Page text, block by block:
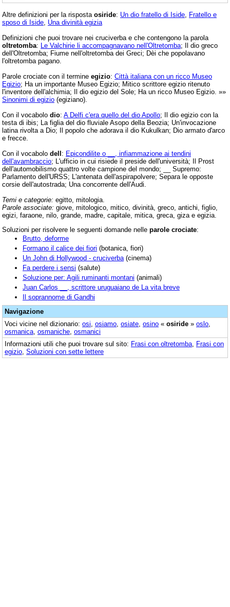
Altre definizioni per la risposta osiride: Un dio fratello di Iside Fratello e
sposo di Iside Una divinità egizia
Definizioni che puoi trovare nei cruciverba e che contengono la parola
oltretomba: Le Valchirie li accompagnavano nell'Oltretomba; Il dio greco
dell'Oltretomba; Fiume nell'oltretomba dei Greci; Dèi che popolavano
l'oltretomba pagano.
Parole crociate con il termine egizio: Città italiana con un ricco Museo
Egizio; Ha un importante Museo Egizio; Mitico scrittore egizio ritenuto
l'inventore dell'alchimia; Il dio egizio del Sole; Ha un ricco Museo Egizio. »»
Sinonimi di egizio (egiziano).
Con il vocabolo dio: A Delfi c'era quello del dio Apollo; Il dio egizio con la
testa di ibis; La figlia del dio fluviale Asopo della Beozia; Un'invocazione
latina rivolta a Dio; Il popolo che adorava il dio Kukulkan; Dio armato d'arco
e frecce.
Con il vocabolo dell: Epicondilite o __, infiammazione ai tendini
dell'avambraccio; L'ufficio in cui risiede il preside dell'università; Il Prost
dell'automobilismo quattro volte campione del mondo; __ Supremo:
Parlamento dell'URSS; L'antenata dell'aspirapolvere; Separa le opposte
corsie dell'autostrada; Una concorrente dell'Audi.
Temi e categorie: egitto, mitologia.
Parole associate: giove, mitologico, mitico, divinità, greco, antichi, figlio,
egizi, faraone, nilo, grande, madre, capitale, mitica, greca, giza e egizia.
Soluzioni per risolvere le seguenti domande nelle parole crociate:
Brutto, deforme
Formano il calice dei fiori (botanica, fiori)
Un John di Hollywood - cruciverba (cinema)
Fa perdere i sensi (salute)
Soluzione per: Agili ruminanti montani (animali)
Juan Carlos __, scrittore uruguaiano de La vita breve
Il soprannome di Gandhi
Navigazione
Voci vicine nel dizionario: osi osiamo osiate osino « osiride » oslo
osmanica osmaniche osmanici
Informazioni utili che puoi trovare sul sito: Frasi con oltretomba Frasi con
egizio Soluzioni con sette lettere